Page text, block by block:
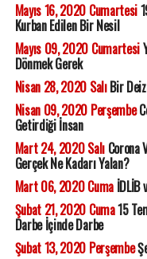
Mayıs 16, 2020 Cumartesi
Kurban Edilen Bir Nesil
Mayıs 09, 2020 Cumartesi
Dönmek Gerek
Nisan 28, 2020 SalıBir
Nisan 09, 2020 Perşembe
Getirdiği İnsan
Mart 24, 2020 SalıCorona
Gerçek Ne Kadarı Yalan?
Mart 06, 2020 CumaİDLİB
Şubat 21, 2020 Cuma15
Darbe İçinde Darbe
Şubat 13, 2020 Perşembe